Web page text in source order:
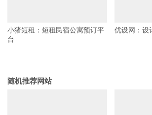
小猪短租：短租民宿公寓预订平
台
优设网：设
随机推荐网站